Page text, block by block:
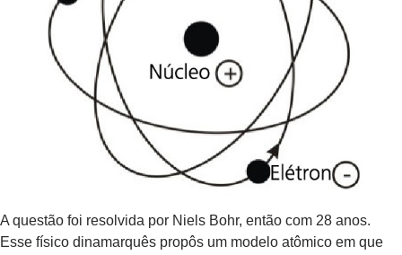
A questão foi resolvida por Niels Bohr, então com 28 anos.
Esse físico dinamarquês propôs um modelo atômico em que